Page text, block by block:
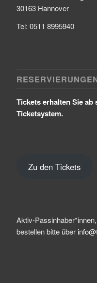
30163 Hannover
Tel: 0511 8995940
Tickets erhalten Sie
Ticketsystem.
Zu den Tickets
Aktiv-
bestellen bitte über